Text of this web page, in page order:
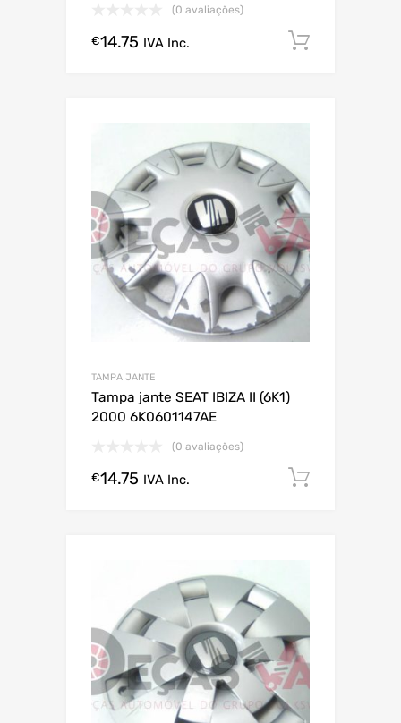
(0 avaliações)
€14.75 IVA Inc.
TAMPA JANTE
Tampa jante SEAT IBIZA II (6K1)
2000 6K0601147AE
(0 avaliações)
€14.75 IVA Inc.